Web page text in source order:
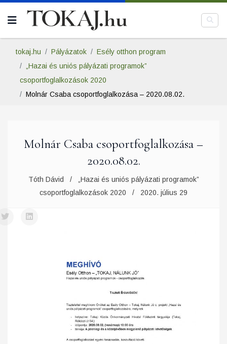
tokaj.hu Pályázatok
Esély otthon program
„Hazai és uniós pályázati programok”
csoportfoglalkozások 2020
Molnár Csaba csoportfoglalkozása – 2020.08.02.
Molnár Csaba csoportfoglalkozása –
2020.08.02.
Tóth Dávid
„Hazai és uniós pályázati programok”
csoportfoglalkozások 2020
2020. július 29